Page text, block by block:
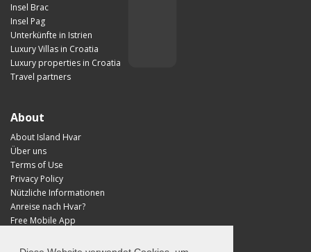
Insel Brac
Insel Pag
Unterkünfte in Istrien
Luxury Villas in Croatia
Luxury properties in Croatia
Travel partners
About
About Island Hvar
Über uns
Terms of Use
Privacy Policy
Nützliche Informationen
Anreise nach Hvar?
Free Mobile App